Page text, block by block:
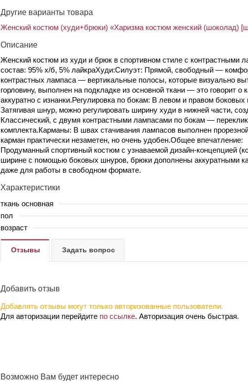
Другие варианты товара
Женский костюм (худи+брюки) «Харизма костюм женский (шоколад)
Описание
Женский костюм из худи и брюк в спортивном стиле с контрастными
состав: 95% х/б, 5% лайкраХуди:Силуэт: Прямой, свободный —
контрастных лампаса — вертикальные полосы, которые визуально
горловину, выполнен на подкладке из основной ткани — это говорит
аккуратно с изнанки.Регулировка по бокам: В левом и правом
Затягивая шнур, можно регулировать ширину худи в нижней части,
Классический, с двумя контрастными лампасами по бокам —
комплекта.Карманы: В швах стачивания лампасов выполнен
карман практически незаметен, но очень удобен.Общее впечатление:
Продуманный спортивный костюм с узнаваемой дизайн-концепцией
ширине с помощью боковых шнуров, брюки дополнены аккуратными
даже для работы в свободном формате.
Характеристики
ткань основная
пол
возраст
Отзывы Задать вопрос
Добавить отзыв
Добавлять отзывы могут только авторизованные пользователи.
Для авторизации перейдите по ссылке. Авторизация очень быстрая.
Возможно Вам будет интересно